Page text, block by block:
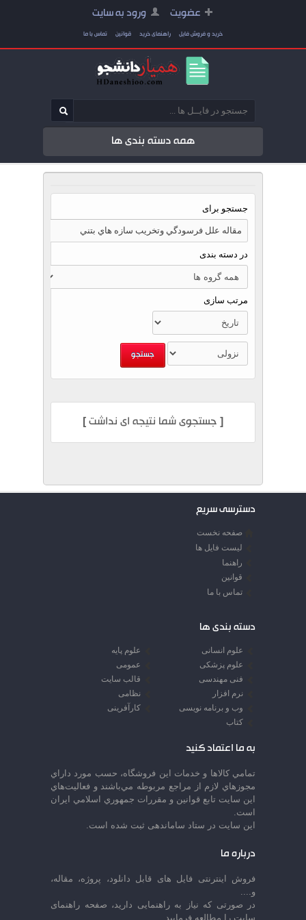
عضویت ورود به سایت
خرید و فروش فایل راهنمای خرید قوانین تماس با ما
همه دسته بندی ها
جستجو برای
در دسته بندی
مرتب سازی
[ جستجوی شما نتیجه ای نداشت ]
دسترسی سریع
صفحه نخست
لیست فایل ها
راهنما
قوانین
تماس با ما
دسته بندی ها
علوم انسانی
علوم پایه
علوم پزشکی
عمومی
فنی مهندسی
قالب سایت
نرم افزار
نظامی
وب و برنامه نویسی
کارآفرینی
کتاب
به ما اعتماد کنید
تمامي كالاها و خدمات اين فروشگاه، حسب مورد داراي
مجوزهاي لازم از مراجع مربوطه مي‌باشند و فعاليت‌هاي
اين سايت تابع قوانين و مقررات جمهوري اسلامي ايران
است.
این سایت در ستاد ساماندهی ثبت شده است.
درباره ما
فروش اینترنتی فایل های قابل دانلود، پروژه، مقاله،
و....
در صورتی که نیاز به راهنمایی دارید، صفحه راهنمای
سایت را مطالعه فرمایید.